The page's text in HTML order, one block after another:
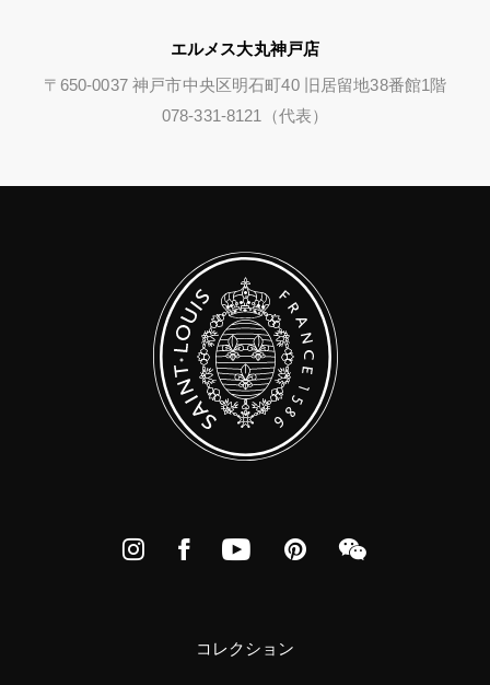
エルメス大丸神戸店
〒650-0037 神戸市中央区明石町40 旧居留地38番館1階
078-331-8121（代表）
InstagramFacebookYouTubePinterest
コレクション